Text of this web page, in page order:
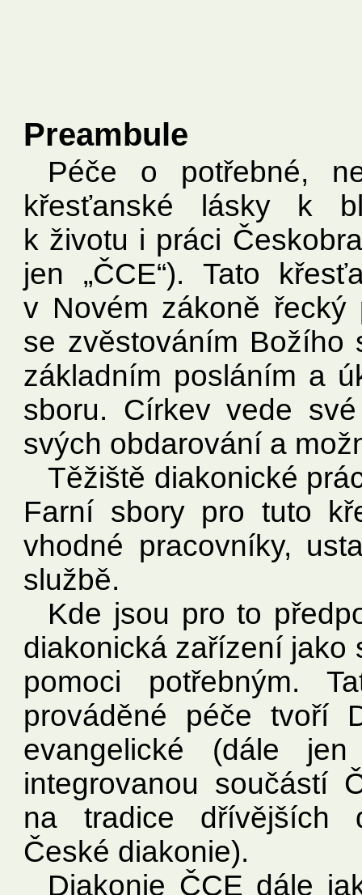
Preambule
Péče o potřebné,
křesťanské lásky k
k životu i práci
jen „ČCE“). Tato
v Novém zákoně řecký
se zvěstováním Božího
základním posláním a
sboru. Církev vede
svých obdarování a
Těžiště diakonické
Farní sbory pro tuto
vhodné pracovníky,
službě.
Kde jsou pro to
diakonická zařízení jako
pomoci potřebným.
prováděné péče tvoří
evangelické (dále
integrovanou součástí
na tradice dřívějších
České diakonie).
Diakonie ČCE dále